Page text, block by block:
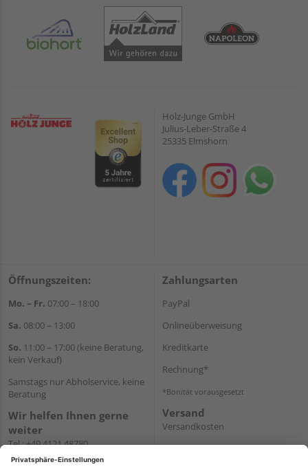
Holz-Junge GmbH
Julius-Leber-Straße 4
25335 Elmshorn
Öffnungszeiten:
Mo. – Fr. 07:00 – 18:00
Sa. 08:00 – 13:00
So. 11:00 – 17:00 (keine Beratung,
kein Verkauf)
Samstags nur Abholservice, keine
Beratung
Wir helfen Ihnen gerne
weiter
Tel.:+49 4121 48780
E-Mail:onlineshop@holz-
Zahlungsarten
PayPal
Onlineüberweisung
Kreditkarte
Rechnung*
*Bonität vorausgesetzt
Versand
Versandkosten